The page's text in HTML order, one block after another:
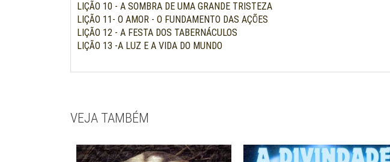
LIÇÃO 10 - A SOMBRA DE UMA GRANDE TRISTEZA
LIÇÃO 11- O AMOR - O FUNDAMENTO DAS AÇÕES
LIÇÃO 12 - A FESTA DOS TABERNÁCULOS
LIÇÃO 13 -A LUZ E A VIDA DO MUNDO
VEJA TAMBÉM